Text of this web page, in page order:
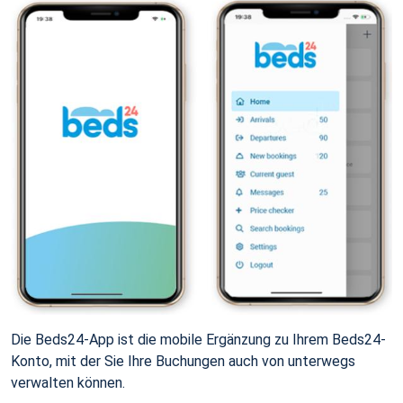
Die Beds24-App ist die mobile Ergänzung zu Ihrem Beds24-
Konto, mit der Sie Ihre Buchungen auch von unterwegs
verwalten können.